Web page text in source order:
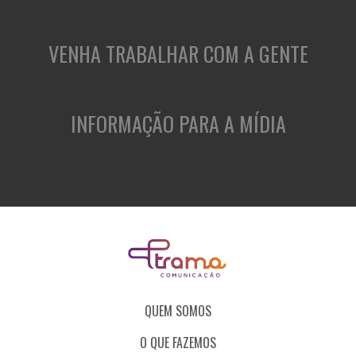
VENHA TRABALHAR COM A GENTE
INFORMAÇÃO PARA A MÍDIA
QUEM SOMOS
O QUE FAZEMOS